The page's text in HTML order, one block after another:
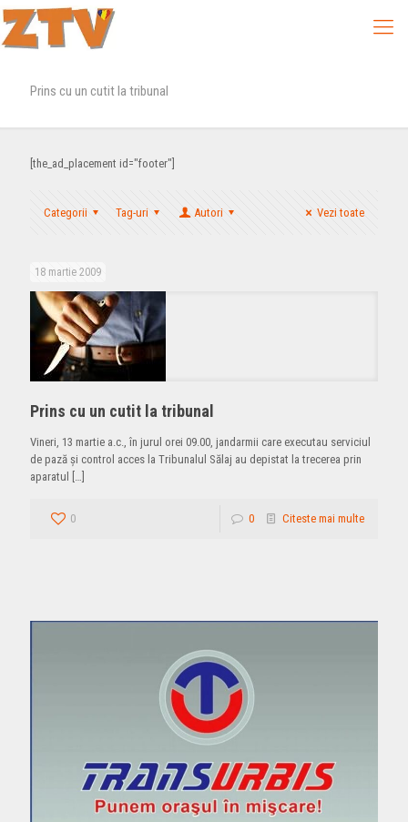
Prins cu un cutit la tribunal
[the_ad_placement id="footer"]
Categorii Tag-uri Autori Vezi toate
18 martie 2009
Prins cu un cutit la tribunal
Vineri, 13 martie a.c., în jurul orei 09.00, jandarmii care executau serviciul
de pază şi control acces la Tribunalul Sălaj au depistat la trecerea prin
aparatul
[…]
0 0 Citeste mai multe